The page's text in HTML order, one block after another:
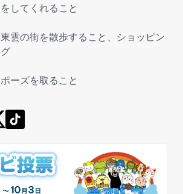
をしてくれること
東雲の街を散歩すること、ショッピン
グ
ポーズを取ること